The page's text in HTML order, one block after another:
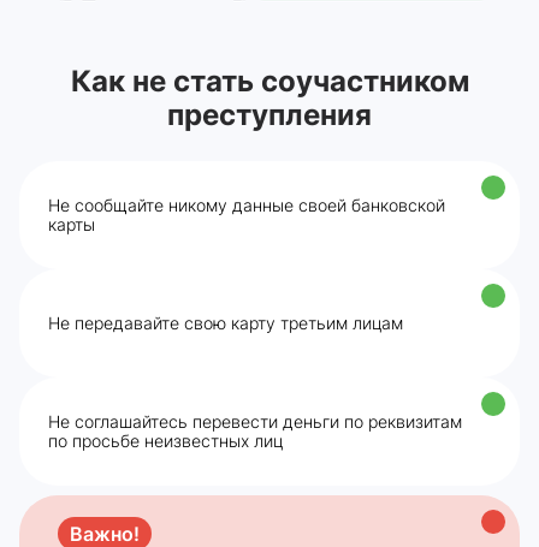
Как не стать соучастником
преступления
Не сообщайте никому данные своей банковской
карты
Не передавайте свою карту третьим лицам
Не соглашайтесь перевести деньги по реквизитам
по просьбе неизвестных лиц
Важно!